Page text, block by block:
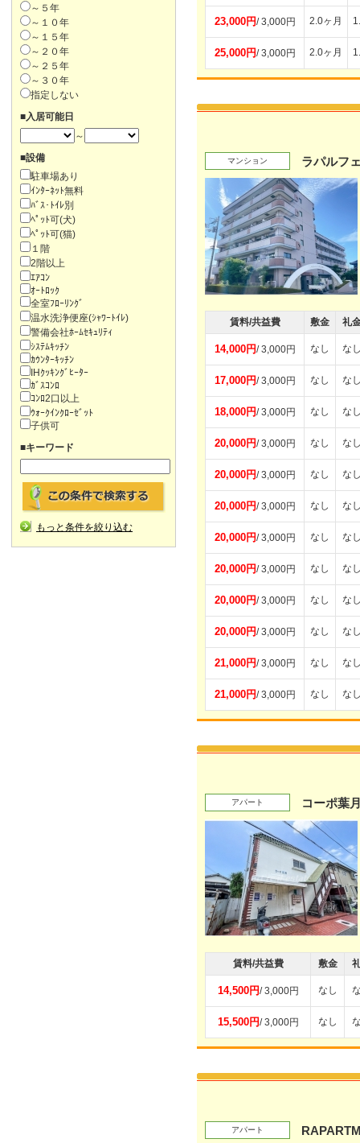
～５年
～１０年
～１５年
～２０年
～２５年
～３０年
指定しない
■入居可能日
～
■設備
駐車場あり
ｲﾝﾀｰﾈｯﾄ無料
ﾊﾞｽ･ﾄｲﾚ別
ﾍﾟｯﾄ可(犬)
ﾍﾟｯﾄ可(猫)
１階
2階以上
ｴｱｺﾝ
ｵｰﾄﾛｯｸ
全室ﾌﾛｰﾘﾝｸﾞ
温水洗浄便座(ｼｬﾜｰﾄｲﾚ)
警備会社ﾎｰﾑｾｷｭﾘﾃｨ
ｼｽﾃﾑｷｯﾁﾝ
ｶｳﾝﾀｰｷｯﾁﾝ
IHｸｯｷﾝｸﾞﾋｰﾀｰ
ｶﾞｽｺﾝﾛ
ｺﾝﾛ2口以上
ｳｫｰｸｲﾝｸﾛｰｾﾞｯﾄ
子供可
■キーワード
もっと条件を絞り込む
23,000円/ 3,000円 2.0ヶ月
25,000円/ 3,000円 2.0ヶ月
マンション ラパルフ
賃料/共益費 敷金 礼
14,000円/ 3,000円 なし な
17,000円/ 3,000円 なし な
18,000円/ 3,000円 なし な
20,000円/ 3,000円 なし な
20,000円/ 3,000円 なし な
20,000円/ 3,000円 なし な
20,000円/ 3,000円 なし な
20,000円/ 3,000円 なし な
20,000円/ 3,000円 なし な
20,000円/ 3,000円 なし な
21,000円/ 3,000円 なし な
21,000円/ 3,000円 なし な
アパート コーポ葉
賃料/共益費 敷金
14,500円/ 3,000円 なし
15,500円/ 3,000円 なし
アパート